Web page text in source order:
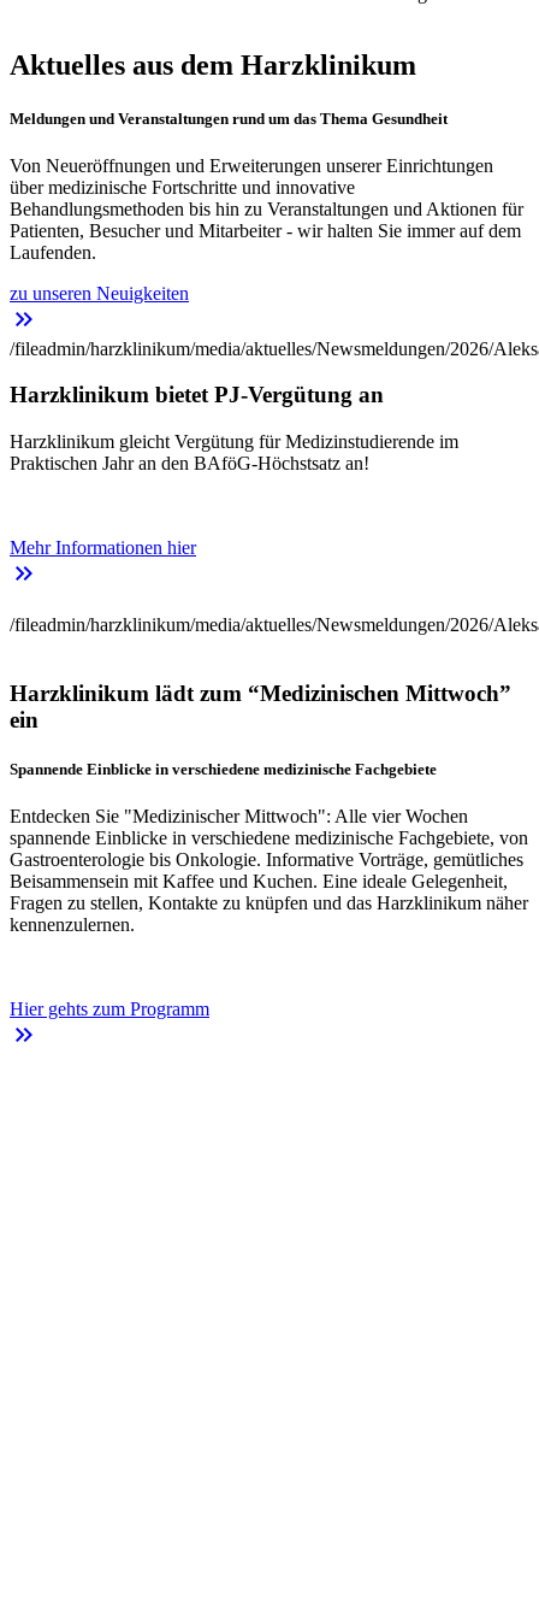
Aktuelles aus dem Harzklinikum
Meldungen und Veranstaltungen rund um das Thema Gesundheit
Von Neueröffnungen und Erweiterungen unserer Einrichtungen
über medizinische Fortschritte und innovative
Behandlungsmethoden bis hin zu Veranstaltungen und Aktionen für
Patienten, Besucher und Mitarbeiter - wir halten Sie immer auf dem
Laufenden.
zu unseren Neuigkeiten
keyboard_double_arrow_right
/fileadmin/harzklinikum/media/aktuelles/Newsmeldungen/2026/
Harzklinikum bietet PJ-Vergütung an
Harzklinikum gleicht Vergütung für Medizinstudierende im
Praktischen Jahr an den BAföG-Höchstsatz an!
Mehr Informationen hier
keyboard_double_arrow_right
/fileadmin/harzklinikum/media/aktuelles/Newsmeldungen/2026/
Harzklinikum lädt zum “Medizinischen Mittwoch”
ein
Spannende Einblicke in verschiedene medizinische Fachgebiete
Entdecken Sie "Medizinischer Mittwoch": Alle vier Wochen
spannende Einblicke in verschiedene medizinische Fachgebiete, von
Gastroenterologie bis Onkologie. Informative Vorträge, gemütliches
Beisammensein mit Kaffee und Kuchen. Eine ideale Gelegenheit,
Fragen zu stellen, Kontakte zu knüpfen und das Harzklinikum näher
kennenzulernen.
Hier gehts zum Programm
keyboard_double_arrow_right